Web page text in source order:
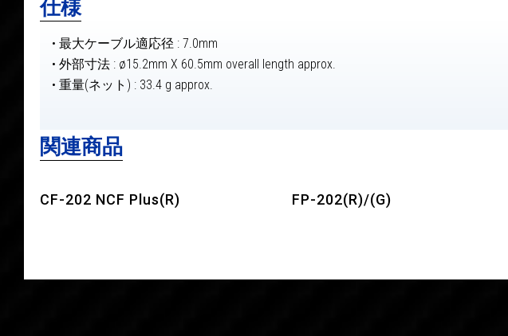
仕様
• 最大ケーブル適応径 : 7.0mm
• 外部寸法 : ø15.2mm X 60.5mm overall length approx.
• 重量(ネット) : 33.4 g approx.
関連商品
CF-202 NCF Plus(R) FP-202(R)/(G)